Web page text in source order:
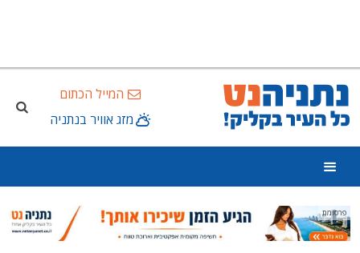
המייל הכתום
מזג אוויר בנתניה
פרסומת